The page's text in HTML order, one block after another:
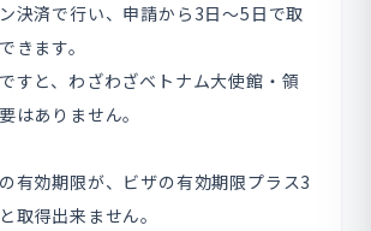
決済で行い、申請から3日〜5日で取
きます。
すと、わざわざベトナム大使館・領
はありません。
有効期限が、ビザの有効期限プラス3
取得出来ません。